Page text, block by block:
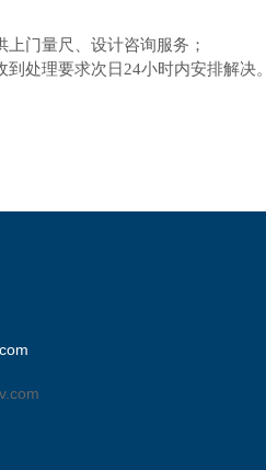
门量尺、设计咨询服务；
处理要求次日24小时内安排解决。